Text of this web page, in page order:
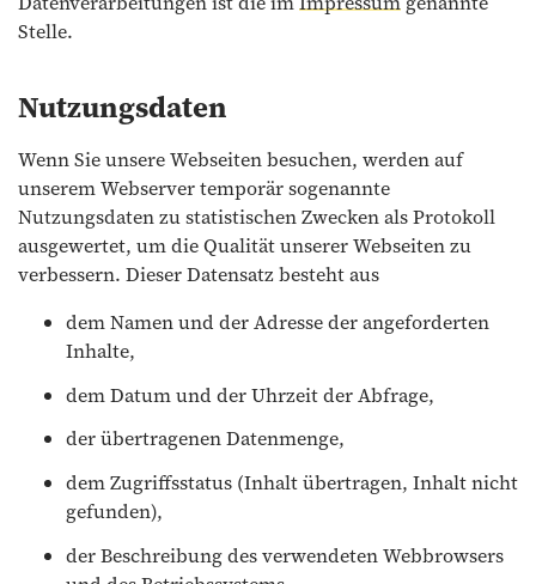
Stelle.
Nutzungsdaten
Wenn Sie unsere Webseiten besuchen, werden auf
unserem Webserver temporär sogenannte
Nutzungsdaten zu statistischen Zwecken als Protokoll
ausgewertet, um die Qualität unserer Webseiten zu
verbessern. Dieser Datensatz besteht aus
dem Namen und der Adresse der angeforderten
Inhalte,
dem Datum und der Uhrzeit der Abfrage,
der übertragenen Datenmenge,
dem Zugriffsstatus (Inhalt übertragen, Inhalt nicht
gefunden),
der Beschreibung des verwendeten Webbrowsers